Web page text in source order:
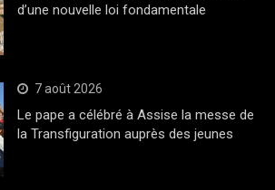
d’une nouvelle loi fondamentale
7 août 2026
Le pape a célébré à Assise la messe de
la Transfiguration auprès des jeunes